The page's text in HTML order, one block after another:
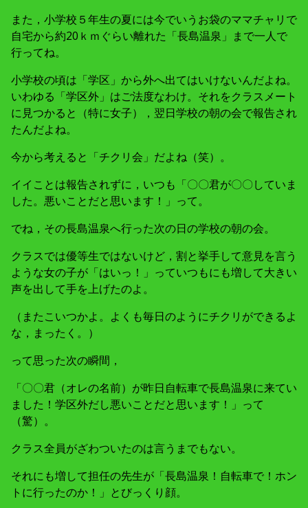
また，小学校５年生の夏には今でいうお袋のママチャリで
自宅から約20ｋｍぐらい離れた「長島温泉」まで一人で
行ってね。
小学校の頃は「学区」から外へ出てはいけないんだよね。
いわゆる「学区外」はご法度なわけ。それをクラスメート
に見つかると（特に女子），翌日学校の朝の会で報告され
たんだよね。
今から考えると「チクリ会」だよね（笑）。
イイことは報告されずに，いつも「〇〇君が〇〇していま
した。悪いことだと思います！」って。
でね，その長島温泉へ行った次の日の学校の朝の会。
クラスでは優等生ではないけど，割と挙手して意見を言う
ような女の子が「はいっ！」っていつもにも増して大きい
声を出して手を上げたのよ。
（またこいつかよ。よくも毎日のようにチクリができるよ
な，まったく。）
って思った次の瞬間，
「〇〇君（オレの名前）が昨日自転車で長島温泉に来てい
ました！学区外だし悪いことだと思います！」って
（驚）。
クラス全員がざわついたのは言うまでもない。
それにも増して担任の先生が「長島温泉！自転車で！ホン
トに行ったのか！」とびっくり顔。